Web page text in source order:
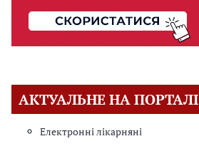
АКТУАЛЬНЕ НА ПОРТАЛІ
Електронні лікарняні